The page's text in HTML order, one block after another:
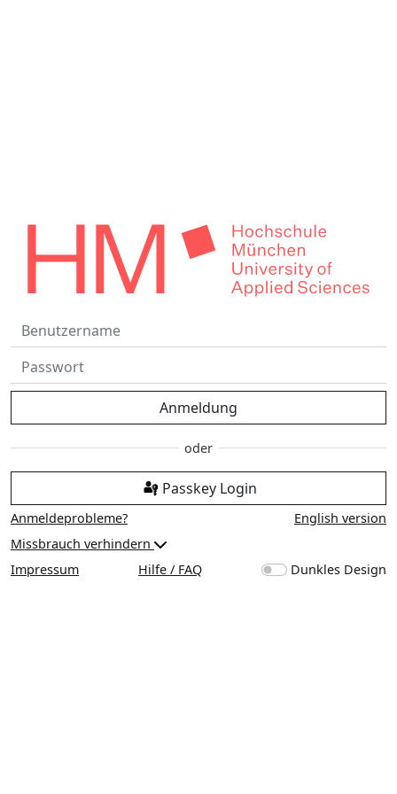
Anmeldung
Passkey Login
Anmeldeprobleme?
English version
Missbrauch verhindern
Impressum
Hilfe / FAQ Dunkles Design